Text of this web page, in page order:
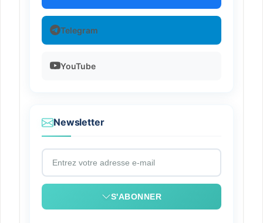
Telegram
YouTube
Newsletter
S'ABONNER